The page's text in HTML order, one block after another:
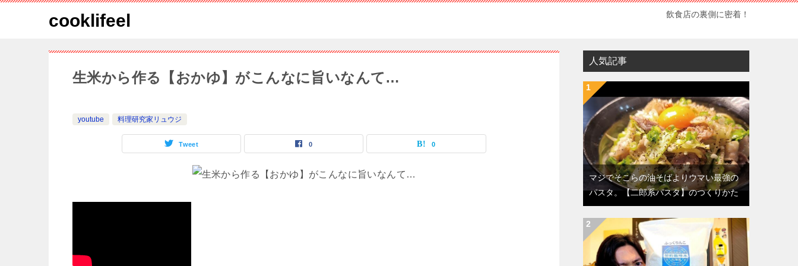
cooklifeel 飲食店の裏側に密着！
生米から作る【おかゆ】がこんなに旨いなんて…
youtube 料理研究家リュウジ
Tweet 0 0
人気記事
マジでそこらの油そばよりウマい最強の
パスタ。【二郎系パスタ】のつくりかた